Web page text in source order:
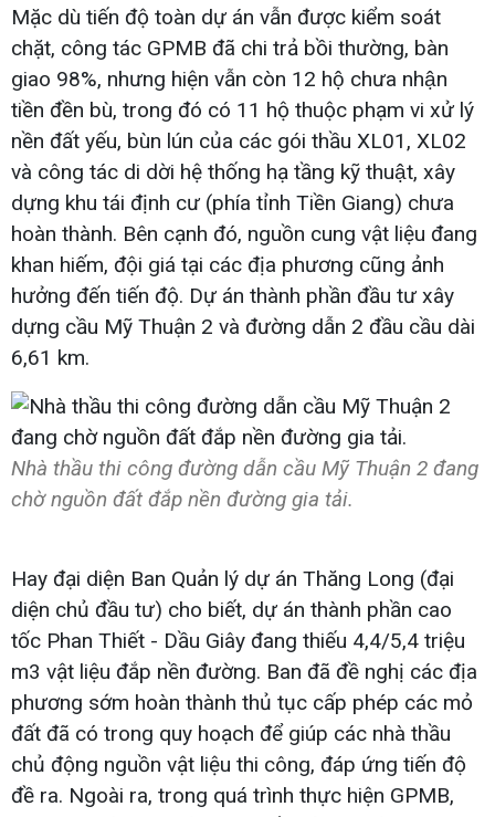
Mặc dù tiến độ toàn dự án vẫn được kiểm soát
chặt, công tác GPMB đã chi trả bồi thường, bàn
giao 98%, nhưng hiện vẫn còn 12 hộ chưa nhận
tiền đền bù, trong đó có 11 hộ thuộc phạm vi xử lý
nền đất yếu, bùn lún của các gói thầu XL01, XL02
và công tác di dời hệ thống hạ tầng kỹ thuật, xây
dựng khu tái định cư (phía tỉnh Tiền Giang) chưa
hoàn thành. Bên cạnh đó, nguồn cung vật liệu đang
khan hiếm, đội giá tại các địa phương cũng ảnh
hưởng đến tiến độ. Dự án thành phần đầu tư xây
dựng cầu Mỹ Thuận 2 và đường dẫn 2 đầu cầu dài
6,61 km.
Nhà thầu thi công đường dẫn cầu Mỹ Thuận 2 đang
chờ nguồn đất đắp nền đường gia tải.
Hay đại diện Ban Quản lý dự án Thăng Long (đại
diện chủ đầu tư) cho biết, dự án thành phần cao
tốc Phan Thiết - Dầu Giây đang thiếu 4,4/5,4 triệu
m3 vật liệu đắp nền đường. Ban đã đề nghị các địa
phương sớm hoàn thành thủ tục cấp phép các mỏ
đất đã có trong quy hoạch để giúp các nhà thầu
chủ động nguồn vật liệu thi công, đáp ứng tiến độ
đề ra. Ngoài ra, trong quá trình thực hiện GPMB,